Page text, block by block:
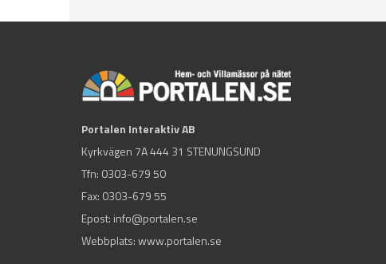
Portalen Interaktiv AB
Kyrkvägen 7A 444 31 STENUNGSUND
Tfn: 0303-679 50
Fax: 0303-679 55
Epost: info@portalen.se
Webbplats: www.portalen.se